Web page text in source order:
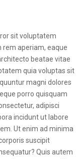
sit voluptatem
aperiam, eaque
beatae vitae
quia voluptas sit
magni dolores
porro quisquam
adipisci
incidunt ut labore
Ut enim ad minima
suscipit
Quis autem